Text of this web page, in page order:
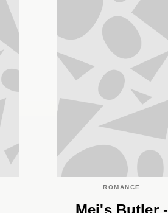
ROMANCE
Mei's Butler -